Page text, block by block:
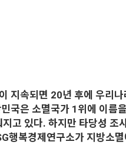
지속되면 20년 후에 우리
국은 소멸국가 1위에 이름
고 있다. 하지만 타당성 조
행복경제연구소가 지방소